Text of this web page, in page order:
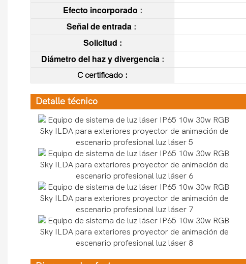
Efecto incorporado :
Señal de entrada :
Solicitud :
Diámetro del haz y divergencia :
Ccertificado :
Detalle técnico